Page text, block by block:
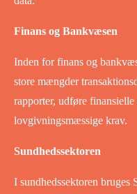
Finans og Bankvæsen
Inden for finans og
store mængder
rapporter, udføre
lovgivningsmæssige krav.
Sundhedssektoren
I sundhedssektoren bruges